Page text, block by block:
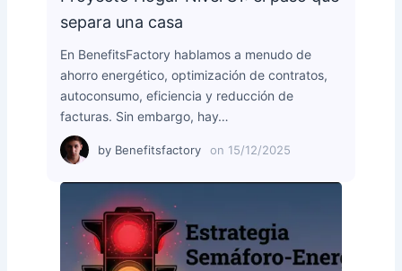
separa una casa
En BenefitsFactory hablamos a menudo de
ahorro energético, optimización de contratos,
autoconsumo, eficiencia y reducción de
facturas. Sin embargo, hay…
by Benefitsfactory on 15/12/2025